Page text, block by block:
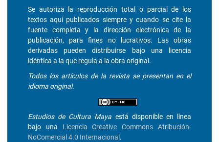
Se autoriza la reproducción total o parcial de los
textos aquí publicados siempre y cuando se cite la
fuente completa y la dirección electrónica de la
publicación, para fines no lucrativos. Las obras
derivadas pueden distribuirse bajo una licencia
idéntica a la que regula a la obra original.
Todos los artículos de la revista se presentan en el
idioma original.
Estudios de Cultura Maya está disponible en línea
bajo una Licencia Creative Commons Atribución-
NoComercial 4.0 Internacional .